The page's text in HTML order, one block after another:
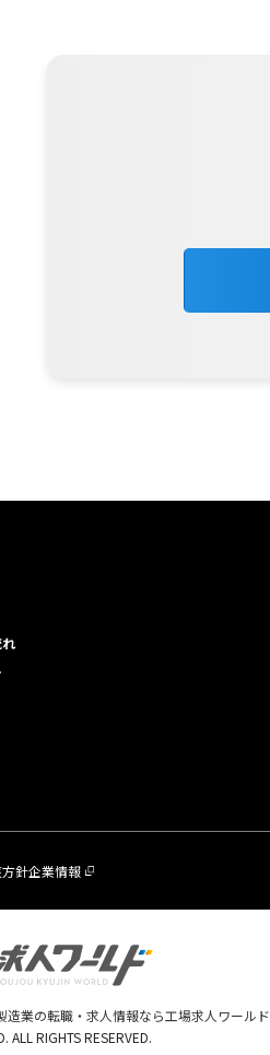
針企業情報
造業の転職・求人情報なら工場求人ワールド
ALL RIGHTS RESERVED.